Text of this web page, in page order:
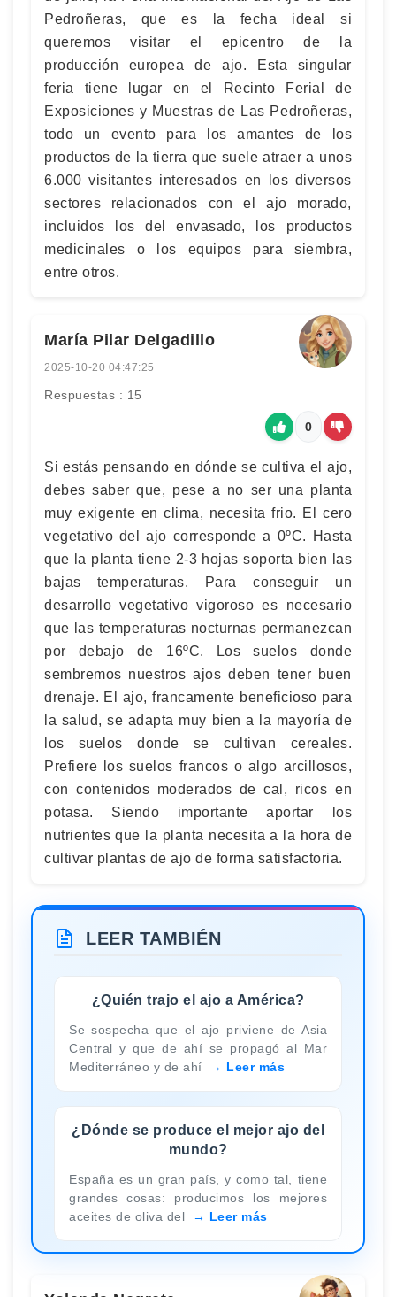
Pedroñeras, que es la fecha ideal si
queremos visitar el epicentro de la
producción europea de ajo. Esta singular
feria tiene lugar en el Recinto Ferial de
Exposiciones y Muestras de Las Pedroñeras,
todo un evento para los amantes de los
productos de la tierra que suele atraer a unos
6.000 visitantes interesados en los diversos
sectores relacionados con el ajo morado,
incluidos los del envasado, los productos
medicinales o los equipos para siembra,
entre otros.
María Pilar Delgadillo
2025-10-20 04:47:25
Respuestas : 15
0
Si estás pensando en dónde se cultiva el ajo,
debes saber que, pese a no ser una planta
muy exigente en clima, necesita frio. El cero
vegetativo del ajo corresponde a 0ºC. Hasta
que la planta tiene 2-3 hojas soporta bien las
bajas temperaturas. Para conseguir un
desarrollo vegetativo vigoroso es necesario
que las temperaturas nocturnas permanezcan
por debajo de 16ºC. Los suelos donde
sembremos nuestros ajos deben tener buen
drenaje. El ajo, francamente beneficioso para
la salud, se adapta muy bien a la mayoría de
los suelos donde se cultivan cereales.
Prefiere los suelos francos o algo arcillosos,
con contenidos moderados de cal, ricos en
potasa. Siendo importante aportar los
nutrientes que la planta necesita a la hora de
cultivar plantas de ajo de forma satisfactoria.
LEER TAMBIÉN
¿Quién trajo el ajo a América?
Se sospecha que el ajo priviene de Asia
Central y que de ahí se propagó al Mar
Mediterráneo y de ahí
Leer más
¿Dónde se produce el mejor ajo del
mundo?
España es un gran país, y como tal, tiene
grandes cosas: producimos los mejores
aceites de oliva del
Leer más